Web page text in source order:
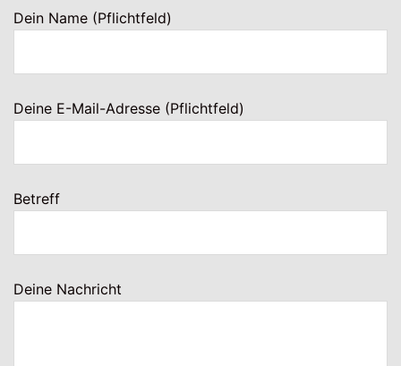
Dein Name (Pflichtfeld)
Deine E-Mail-Adresse (Pflichtfeld)
Betreff
Deine Nachricht